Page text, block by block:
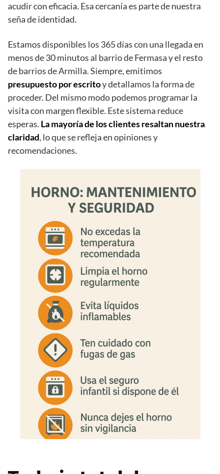
acudir con eficacia. Esa cercanía es parte de nuestra
seña de identidad.
Estamos disponibles los 365 días con una llegada en
menos de 30 minutos al barrio de Fermasa y el resto
de barrios de Armilla. Siempre, emitimos
presupuesto por escritoy detallamos la forma de
proceder. Del mismo modo podemos programar la
visita con margen flexible. Este sistema reduce
esperas. La mayoría de los clientes resaltan nuestra
claridad, lo que se refleja en opiniones y
recomendaciones.